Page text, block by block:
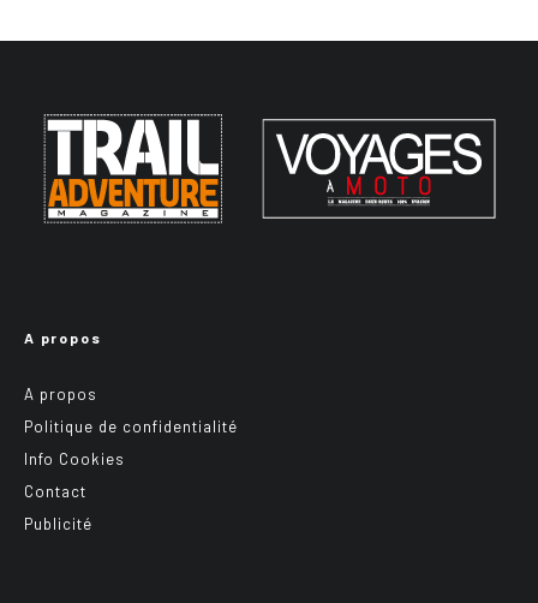
A propos
A propos
Politique de confidentialité
Info Cookies
Contact
Publicité